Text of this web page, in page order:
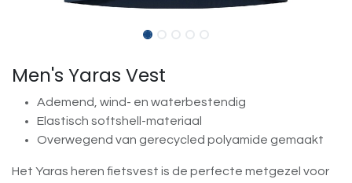
Men's Yaras Vest
Ademend, wind- en waterbestendig
Elastisch softshell-materiaal
Overwegend van gerecycled polyamide gemaakt
Het Yaras heren fietsvest is de perfecte metgezel voor